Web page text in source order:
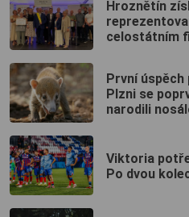
Hroznětín
celostátním
První úspěch
Plzni se
narodili
Viktoria
Po dvou